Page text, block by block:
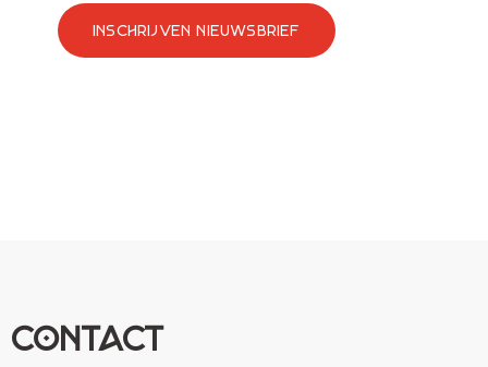
Contact